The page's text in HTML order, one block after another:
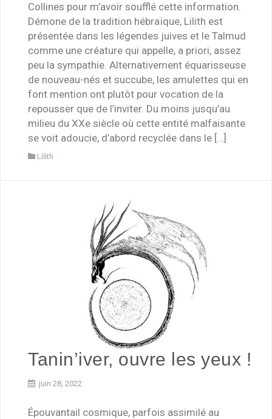
Collines pour m’avoir soufflé cette information.
Démone de la tradition hébraïque, Lilith est
présentée dans les légendes juives et le Talmud
comme une créature qui appelle, a priori, assez
peu la sympathie. Alternativement équarisseuse
de nouveau-nés et succube, les amulettes qui en
font mention ont plutôt pour vocation de la
repousser que de l’inviter. Du moins jusqu’au
milieu du XXe siècle où cette entité malfaisante
se voit adoucie, d’abord recyclée dans le […]
Lilith
Tanin’iver, ouvre les yeux !
juin 28, 2022
Épouvantail cosmique, parfois assimilé au